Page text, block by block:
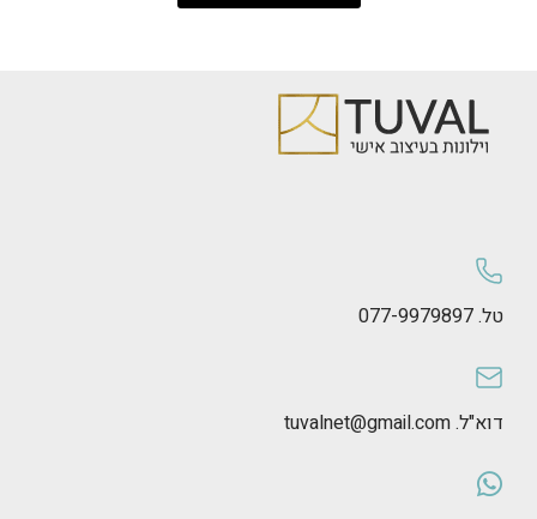
טל. 077-9979897
דוא"ל. tuvalnet@gmail.com